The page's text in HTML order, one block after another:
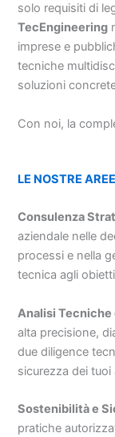
solo requisiti di
TecEngineering
imprese e
tecniche
soluzioni
Con noi, la
LE NOSTRE
Consulenza
aziendale nelle
processi e nella
tecnica agli
Analisi Tecniche
alta precisione,
due diligence
sicurezza dei tuoi
Sostenibilità e
pratiche